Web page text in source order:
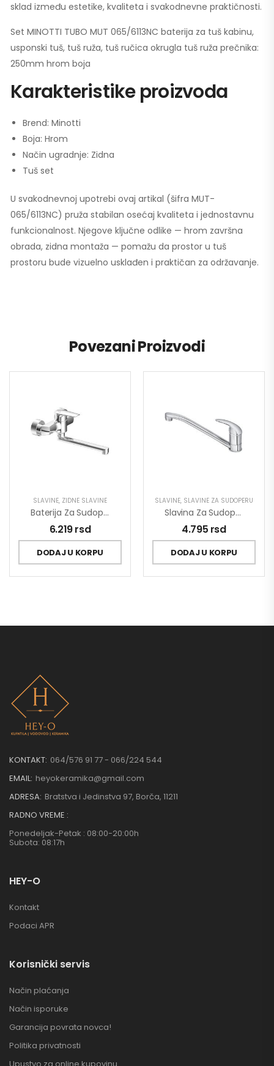
sklad između estetike, kvaliteta i svakodnevne praktičnosti.
Set MINOTTI TUBO MUT 065/6113NC baterija za tuš kabinu,
usponski tuš, tuš ruža, tuš ručica okrugla tuš ruža prečnika:
250mm hrom boja
Karakteristike proizvoda
Brend: Minotti
Boja: Hrom
Način ugradnje: Zidna
Tuš set
U svakodnevnoj upotrebi ovaj artikal (šifra MUT-
065/6113NC) pruža stabilan osećaj kvaliteta i jednostavnu
funkcionalnost. Njegove ključne odlike — hrom završna
obrada, zidna montaža — pomažu da prostor u tuš
prostoru bude vizuelno usklađen i praktičan za održavanje.
Povezani Proizvodi
SLAVINE, ZIDNE SLAVINE
Baterija Za Sudoperu MINOTTI PRIMA Zidna Duga Lula 4115-L
6.219rsd
DODAJ U KORPU
SLAVINE, SLAVINE ZA SUDOPERU
Slavina Za Sudoperu King J381001
4.795 rsd
DODAJ U KORPU
KONTAKT: 064/576 91 77 - 066/224 544
EMAIL: heyokeramika@gmail.com
ADRESA: Bratstva i Jedinstva 97, Borča, 11211
RADNO VREME :
Ponedeljak-Petak : 08:00-20:00h
Subota: 08:17h
HEY-O
Kontakt
Podaci APR
Korisnički servis
Način plaćanja
Način isporuke
Garancija povrata novca!
Politika privatnosti